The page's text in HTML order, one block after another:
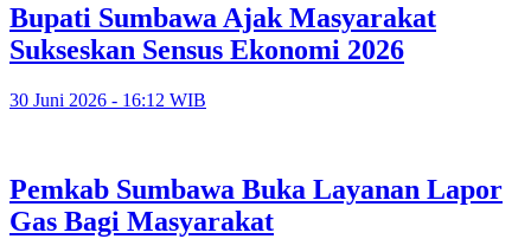
Bupati Sumbawa Ajak Masyarakat
Sukseskan Sensus Ekonomi 2026
30 Juni 2026 - 16:12 WIB
Pemkab Sumbawa Buka Layanan Lapor
Gas Bagi Masyarakat